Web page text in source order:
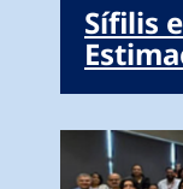
Sífilis